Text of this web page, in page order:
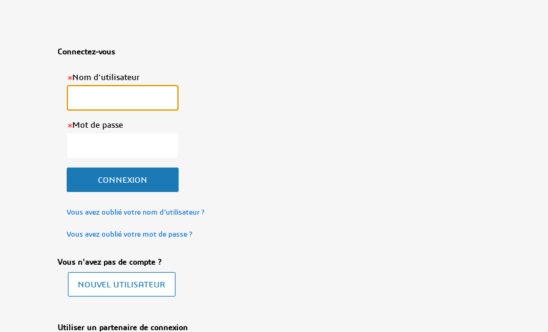
Connectez-vous
Nom d'utilisateur
Mot de passe
Vous avez oublié votre nom d'utilisateur ?
Vous avez oublié votre mot de passe ?
Vous n'avez pas de compte ?
Utiliser un partenaire de connexion